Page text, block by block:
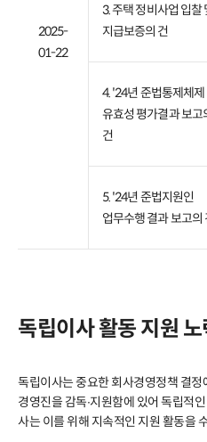
2025-
01-22
3. 주택 정비사업 입찰
지급보증의 건
4. '24년 준법통제체제
유효성 평가결과 보고
건
5. '24년 준법지원인
업무수행 결과 보고의
독립이사 활동 지원 노
독립이사는 중요한 회사경영정책 결
경영진을 감독∙지원함에 있어 독립적
사는 이를 위해 지속적인 지원 활동을